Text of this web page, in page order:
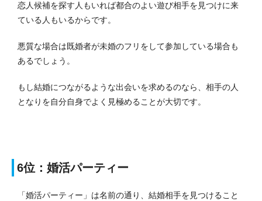
恋人候補を探す人もいれば都合のよい遊び相手を見つけに来
ている人もいるからです。
悪質な場合は既婚者が未婚のフリをして参加している場合も
あるでしょう。
もし結婚につながるような出会いを求めるのなら、相手の人
となりを自分自身でよく見極めることが大切です。
6位：婚活パーティー
「婚活パーティー」は名前の通り、結婚相手を見つけること